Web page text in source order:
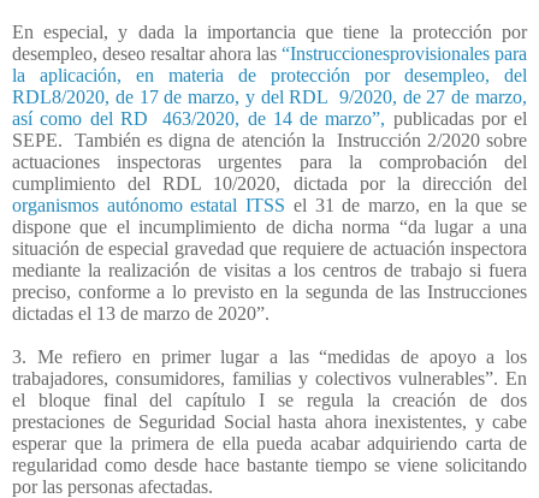
En especial, y dada la importancia que tiene la protección por
desempleo, deseo resaltar ahora las “Instruccionesprovisionales para
la aplicación, en materia de protección por desempleo, del
RDL8/2020, de 17 de marzo, y del RDL 9/2020, de 27 de marzo,
así como del RD 463/2020, de 14 de marzo”, publicadas por el
SEPE.
También es digna de atención la
Instrucción 2/2020 sobre
actuaciones inspectoras urgentes para la comprobación del
cumplimiento del RDL 10/2020, dictada por la dirección del
organismos autónomo estatal ITSS el 31 de marzo, en la que se
dispone que el incumplimiento de dicha norma “da lugar a una
situación de especial gravedad que requiere de actuación inspectora
mediante la realización de visitas a los centros de trabajo si fuera
preciso, conforme a lo previsto en la segunda de las Instrucciones
dictadas el 13 de marzo de 2020”.
3. Me refiero en primer lugar a las “medidas de apoyo a los
trabajadores, consumidores, familias y colectivos vulnerables”. En
el bloque final del capítulo I se regula la creación de dos
prestaciones de Seguridad Social hasta ahora inexistentes, y cabe
esperar que la primera de ella pueda acabar adquiriendo carta de
regularidad como desde hace bastante tiempo se viene solicitando
por las personas afectadas.